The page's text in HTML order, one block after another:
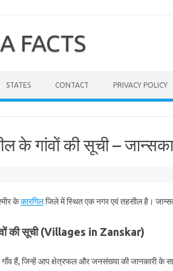
FACTS
STATES CONTACT PRIVACY POLICY
के गांवों की सूची –
केकारगिलजिले में स्थित एक नगर एवं तहसील है।
की सूची (Villages in Zanskar)
हैं, जिन्हें आप क्षेत्रफल और जनसंख्या की जानकारी के